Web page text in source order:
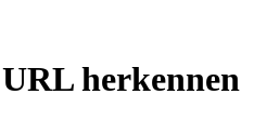
herkennen